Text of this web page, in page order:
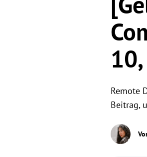
Remote
Beitrag,